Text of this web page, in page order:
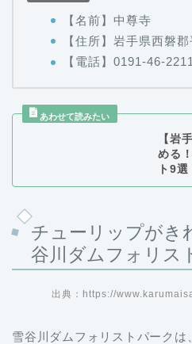
【名前】中尊寺
【住所】岩手県西磐
【電話】0191-46-2211
【岩
める
ト9選
チューリップがき
谷川ダムフォリス
出典：https://
雪谷川ダムフォリストパーク